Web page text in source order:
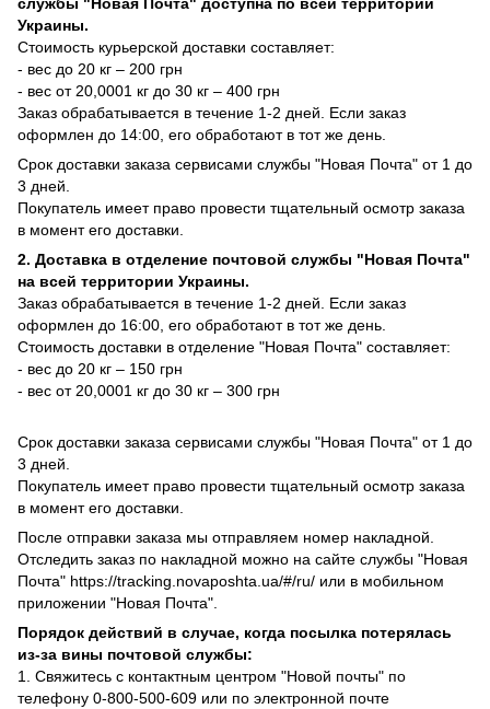
Украины.
Стоимость курьерской доставки составляет:
- вес до 20 кг – 200 грн
- вес от 20,0001 кг до 30 кг – 400 грн
Заказ обрабатывается в течение 1-2 дней. Если заказ
оформлен до 14:00, его обработают в тот же день.
Срок доставки заказа сервисами службы "Новая Почта" от 1 до
3 дней.
Покупатель имеет право провести тщательный осмотр заказа
в момент его доставки.
2. Доставка в отделение почтовой службы "Новая Почта"
на всей территории Украины.
Заказ обрабатывается в течение 1-2 дней. Если заказ
оформлен до 16:00, его обработают в тот же день.
Стоимость доставки в отделение "Новая Почта" составляет:
- вес до 20 кг – 150 грн
- вес от 20,0001 кг до 30 кг – 300 грн
Срок доставки заказа сервисами службы "Новая Почта" от 1 до
3 дней.
Покупатель имеет право провести тщательный осмотр заказа
в момент его доставки.
После отправки заказа мы отправляем номер накладной.
Отследить заказ по накладной можно на сайте службы "Новая
Почта" https://tracking.novaposhta.ua/#/ru/ или в мобильном
приложении "Новая Почта".
Порядок действий в случае, когда посылка потерялась
из-за вины почтовой службы:
1. Свяжитесь с контактным центром "Новой почты" по
телефону 0-800-500-609 или по электронной почте